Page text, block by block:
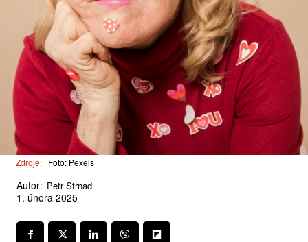
Zdroje: Foto: Pexels
Autor: Petr Strnad
1. února 2025